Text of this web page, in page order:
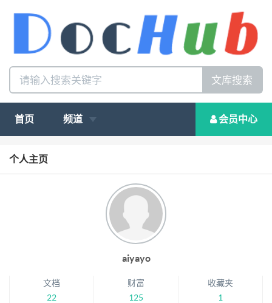
文库搜索
首页 频道 会员中心
个人主页
aiyayo
文档
22
财富
125
收藏夹
1